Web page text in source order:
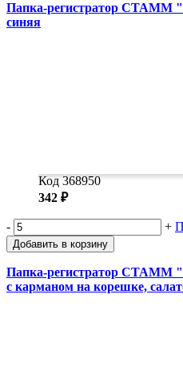
Папка-регистратор СТАММ
синяя
Код 368950
342 ₽
- +
Добавить в корзину
Папка-регистратор СТАММ
с карманом на корешке,